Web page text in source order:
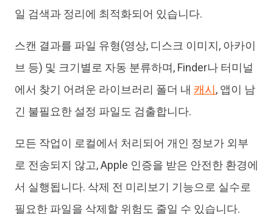
일 검색과 정리에 최적화되어 있습니다.
스캔 결과를 파일 유형(영상, 디스크 이미지, 아카이
브 등) 및 크기별로 자동 분류하며, Finder나 터미널
에서 찾기 어려운 라이브러리 폴더 내 캐시, 앱이 남
긴 불필요한 설정 파일도 검출합니다.
모든 작업이 로컬에서 처리되어 개인 정보가 외부
로 전송되지 않고, Apple 인증을 받은 안전한 환경에
서 실행됩니다. 삭제 전 미리보기 기능으로 실수로
필요한 파일을 삭제할 위험도 줄일 수 있습니다.